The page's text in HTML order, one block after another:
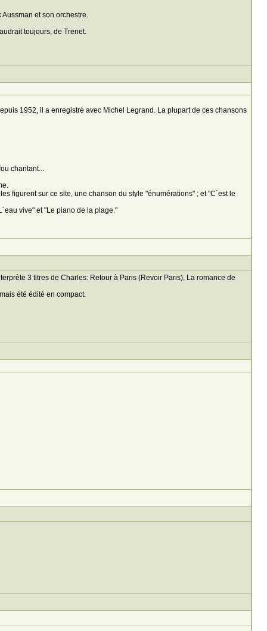
et son orchestre.
toujours, de Trenet.
1952, il a enregistré avec Michel Legrand. La plupart de ces chansons
chantant...
figurent sur ce site, une chanson du style "énumérations" ; et "C´est le
vive" et "Le piano de la plage."
3 titres de Charles: Retour à Paris (Revoir Paris), La romance de
été édité en compact.